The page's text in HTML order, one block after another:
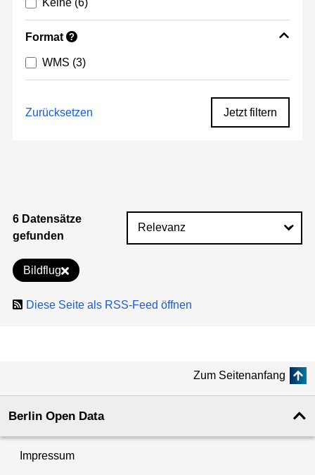
Keine (6)
Format ?
WMS (3)
Zurücksetzen Jetzt filtern
6 Datensätze
gefunden
Bildflug
Diese Seite als RSS-Feed öffnen
Zum Seitenanfang
Berlin Open Data
Impressum